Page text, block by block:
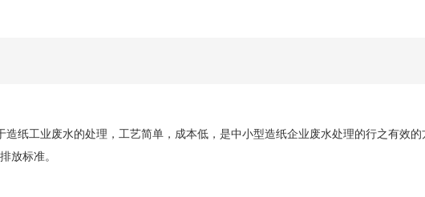
造纸工业废水的处理，工艺简单，成本低，是中小型造纸企业废水处理的行之有效的
放标准。